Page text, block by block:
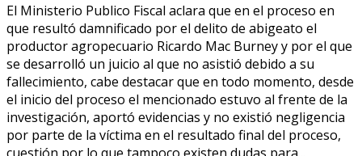
El Ministerio Publico Fiscal aclara que en el proceso en
que resultó damnificado por el delito de abigeato el
productor agropecuario Ricardo Mac Burney y por el que
se desarrolló un juicio al que no asistió debido a su
fallecimiento, cabe destacar que en todo momento, desde
el inicio del proceso el mencionado estuvo al frente de la
investigación, aportó evidencias y no existió negligencia
por parte de la víctima en el resultado final del proceso,